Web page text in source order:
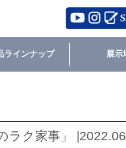
ラインナップ 展示
ラク家事」